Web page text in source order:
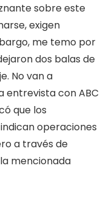
sobre este
exigen
me temo por
dos balas de
No van a
entrevista con ABC
que los
operaciones
a través de
mencionada